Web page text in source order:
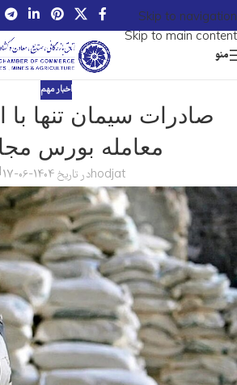
Skip to navigation
Skip to main content
منو
اخبار مهم
صادرات سیمان تنها با
معامله بورس
hodjatدر تاریخ 1404-06-17